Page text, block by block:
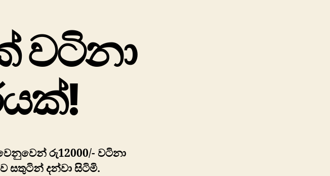
වටිනා
රු12000/- වටිනා
සතුටින් දන්වා සිටිමි.